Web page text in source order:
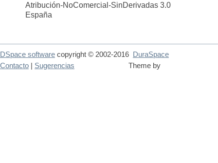
Atribución-NoComercial-SinDerivadas 3.0
España
DSpace software copyright © 2002-2016
DuraSpace
Theme by
Contacto Sugerencias